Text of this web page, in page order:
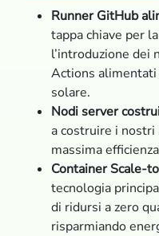
Runner GitHub
tappa chiave per
l’introduzione dei
Actions
solare.
Nodi server
a costruire i
massima
Container Scale-
tecnologia
di ridursi a zero
risparmiando